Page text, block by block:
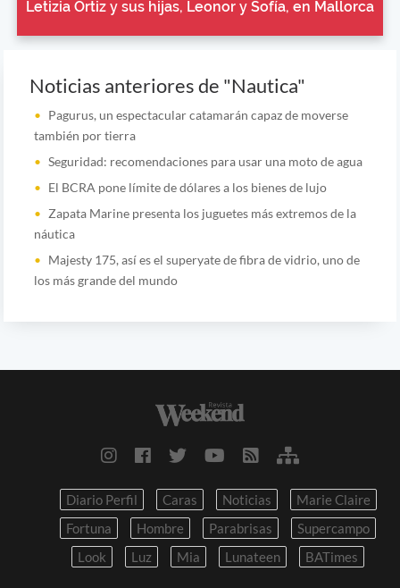
Letizia Ortiz y sus hijas, Leonor y Sofía, en Mallorca
Noticias anteriores de "Nautica"
Pagurus, un espectacular catamarán capaz de moverse
también por tierra
Seguridad: recomendaciones para usar una moto de agua
El BCRA pone límite de dólares a los bienes de lujo
Zapata Marine presenta los juguetes más extremos de la
náutica
Majesty 175, así es el superyate de fibra de vidrio, uno de
los más grande del mundo
Diario Perfil Caras Noticias
Marie Claire
Fortuna
Hombre Parabrisas
Supercampo
Look
Luz Mia Lunateen BATimes